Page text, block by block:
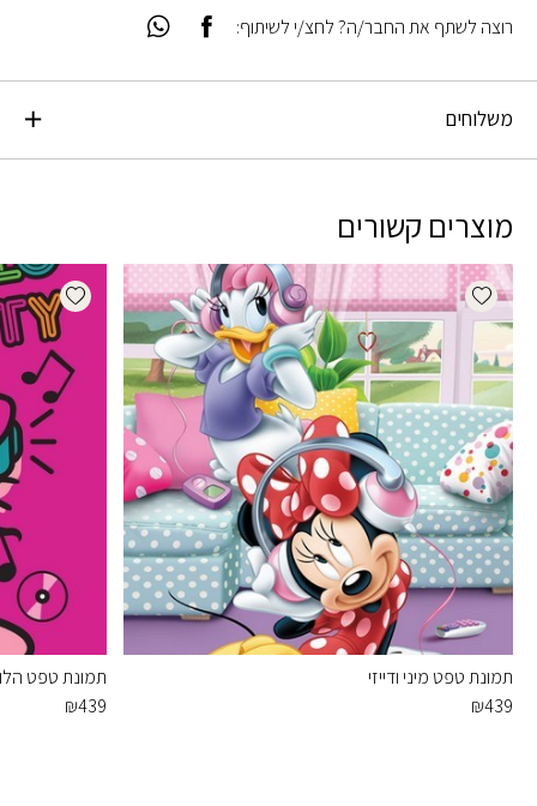
משלוחים
רוצה לשתף את החבר/ה? לחצ/י לשיתוף:
מוצרים קשורים
Add wishlist
תמונת טפט מיני ודייזי
₪439
wishlist
תמונת טפט הלו
₪439